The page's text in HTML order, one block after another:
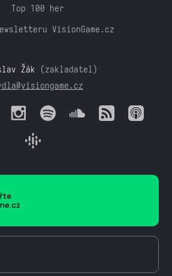
Top 100 her
VisionGame.cz
Žák (zakladatel)